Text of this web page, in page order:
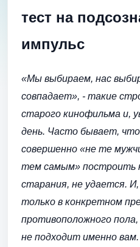
тест на
импульс
«Мы выбираем, нас
совпадает», - такие
старого кинофильма и,
день. Часто бывает,
совершенно «не те
тем самым» построить
старания, не удается.
только в конкретном
противоположного
не подходит именно